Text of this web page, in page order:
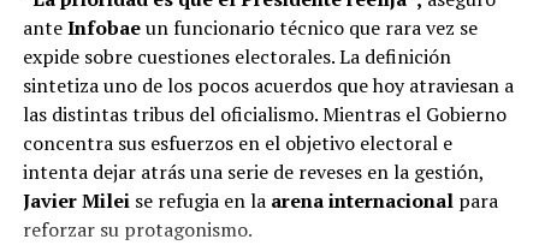
anteInfobaeun funcionario técnico que rara vez se
expide sobre cuestiones electorales. La definición
sintetiza uno de los pocos acuerdos que hoy atraviesan a
las distintas tribus del oficialismo. Mientras el Gobierno
concentra sus esfuerzos en el objetivo electoral e
intenta dejar atrás una serie de reveses en la gestión,
Javier Milei se refugia en la arena internacionalpara
reforzar su protagonismo.